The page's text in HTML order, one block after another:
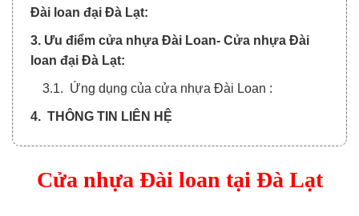
Đài loan đại Đà Lạt:
3. Ưu điểm cửa nhựa Đài Loan- Cửa nhựa Đài
loan đại Đà Lạt:
3.1. Ứng dụng của cửa nhựa Đài Loan :
4. THÔNG TIN LIÊN HỆ
Cửa nhựa Đài loan tại Đà Lạt